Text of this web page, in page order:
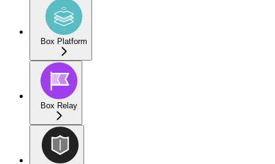
Box Platform
Box Relay